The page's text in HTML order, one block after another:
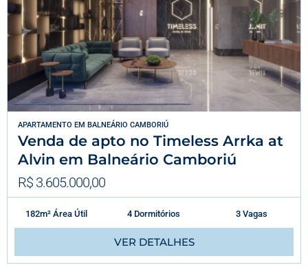
APARTAMENTO EM BALNEÁRIO CAMBORIÚ
Venda de apto no Timeless Arrka at
Alvin em Balneário Camboriú
R$ 3.605.000,00
182m² Área Útil 4 Dormitórios 3 Vagas
VER DETALHES